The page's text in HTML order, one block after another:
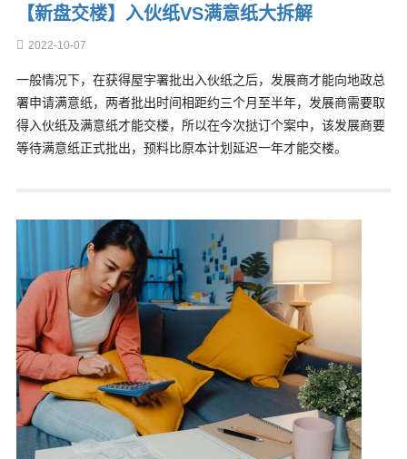
【新盘交楼】入伙纸VS满意纸大拆解
2022-10-07
一般情况下，在获得屋宇署批出入伙纸之后，发展商才能向地政总
署申请满意纸，两者批出时间相距约三个月至半年，发展商需要取
得入伙纸及满意纸才能交楼，所以在今次挞订个案中，该发展商要
等待满意纸正式批出，预料比原本计划延迟一年才能交楼。